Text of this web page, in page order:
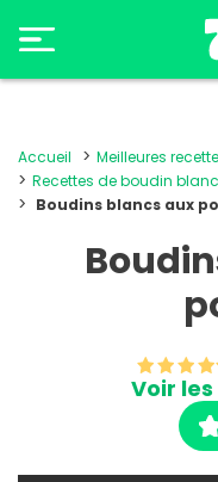
Accueil Meilleures
Recettes de boudin
Boudins blancs aux
Voir